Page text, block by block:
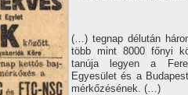
(…) tegnap délután
több mint 8000 főnyi
tanúja legyen a
Egyesület és a
mérkőzésének. (…)